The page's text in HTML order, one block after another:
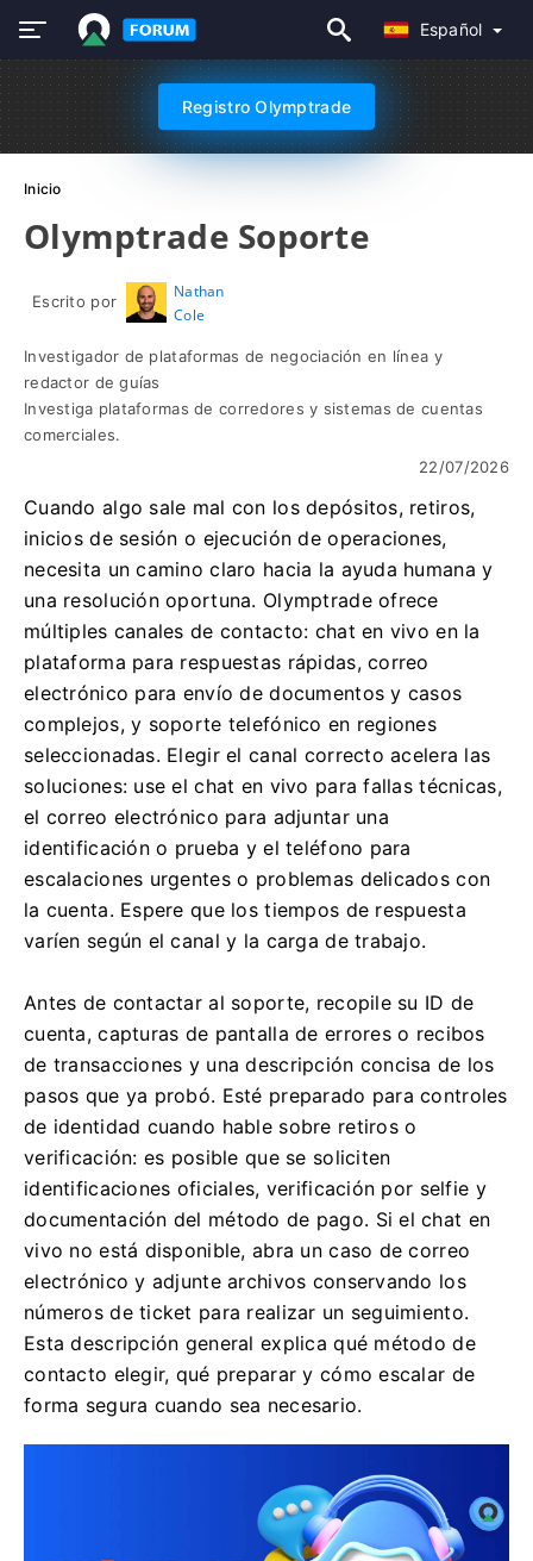
Español
Registro Olymptrade
Inicio
Olymptrade Soporte
Escrito por
Nathan
Cole
Investigador de plataformas de negociación en línea y
redactor de guías
Investiga plataformas de corredores y sistemas de cuentas
comerciales.
22/07/2026
Cuando algo sale mal con los depósitos, retiros,
inicios de sesión o ejecución de operaciones,
necesita un camino claro hacia la ayuda humana y
una resolución oportuna. Olymptrade ofrece
múltiples canales de contacto: chat en vivo en la
plataforma para respuestas rápidas, correo
electrónico para envío de documentos y casos
complejos, y soporte telefónico en regiones
seleccionadas. Elegir el canal correcto acelera las
soluciones: use el chat en vivo para fallas técnicas,
el correo electrónico para adjuntar una
identificación o prueba y el teléfono para
escalaciones urgentes o problemas delicados con
la cuenta. Espere que los tiempos de respuesta
varíen según el canal y la carga de trabajo.
Antes de contactar al soporte, recopile su ID de
cuenta, capturas de pantalla de errores o recibos
de transacciones y una descripción concisa de los
pasos que ya probó. Esté preparado para controles
de identidad cuando hable sobre retiros o
verificación: es posible que se soliciten
identificaciones oficiales, verificación por selfie y
documentación del método de pago. Si el chat en
vivo no está disponible, abra un caso de correo
electrónico y adjunte archivos conservando los
números de ticket para realizar un seguimiento.
Esta descripción general explica qué método de
contacto elegir, qué preparar y cómo escalar de
forma segura cuando sea necesario.